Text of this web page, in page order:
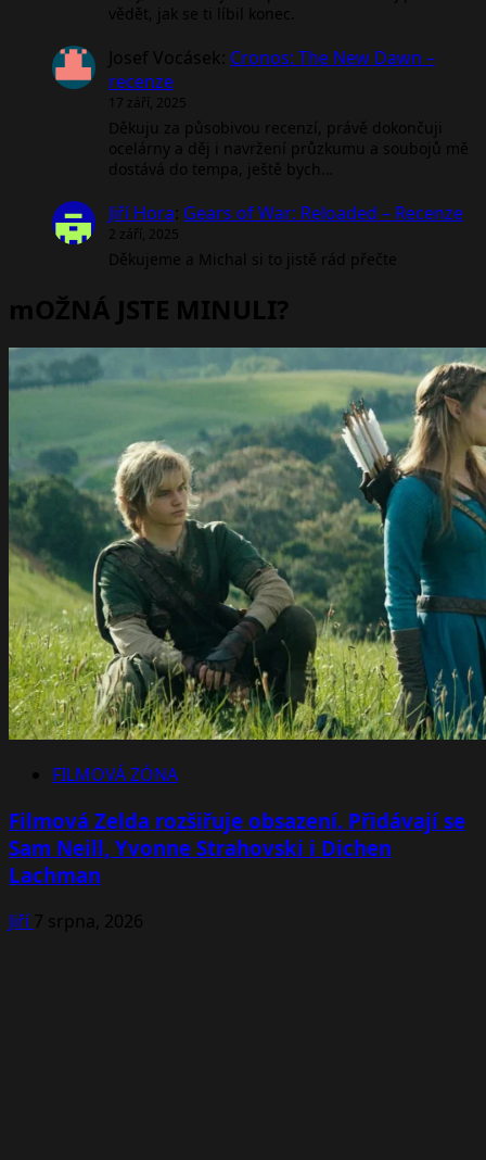
vědět, jak se ti líbil konec.
Josef Vocásek: Cronos: The New Dawn –
recenze
17 září, 2025
Děkuju za působivou recenzí, právě dokončuji
ocelárny a děj i navržení průzkumu a soubojů mě
dostává do tempa, ještě bych…
Jiří Hora: Gears of War: Reloaded – Recenze
2 září, 2025
Děkujeme a Michal si to jistě rád přečte
mOŽNÁ JSTE MINULI?
FILMOVÁ ZÓNA
Filmová Zelda rozšiřuje obsazení. Přidávají se
Sam Neill, Yvonne Strahovski i Dichen
Lachman
Jiří7 srpna, 2026